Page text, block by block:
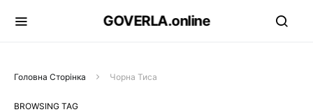
GOVERLA.online
Головна Сторінка Чорна Тиса
BROWSING TAG